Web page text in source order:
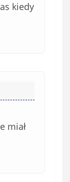
kiedy
miał